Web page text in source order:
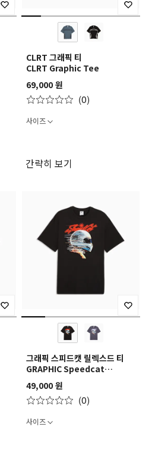
CLRT 그래픽 티
CLRT Graphic Tee
69,000 원
(0)
사이즈
간략히 보기
그래픽 스피드캣 릴렉스드 티
GRAPHIC Speedcat
Relaxed Tee
49,000 원
(0)
사이즈